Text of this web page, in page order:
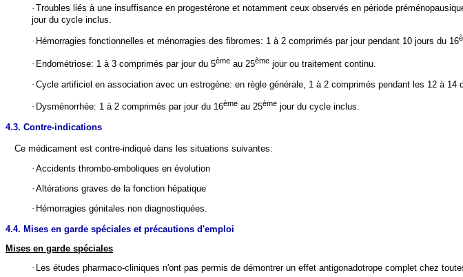
· Troubles liés à une insuffisance en progestérone et notamment ceux observés en période
jour du cycle inclus.
· Hémorragies fonctionnelles et ménorragies des fibromes: 1 à 2 comprimés par jour pendant 10 jours du 16
· Endométriose: 1 à 3 comprimés par jour du 5èmeau 25èmejour ou traitement continu.
· Cycle artificiel en association avec un estrogène: en règle générale, 1 à 2 comprimés pendant les 12 à 14
· Dysménorrhée: 1 à 2 comprimés par jour du 16èmeau 25èmejour du cycle inclus.
4.3. Contre-indications
Ce médicament est contre-indiqué dans les situations suivantes:
· Accidents thrombo-emboliques en évolution
· Altérations graves de la fonction hépatique
· Hémorragies génitales non diagnostiquées.
4.4. Mises en garde spéciales et précautions d'emploi
Mises en garde spéciales
· Les études pharmaco-cliniques n'ont pas permis de démontrer un effet antigonadotrope complet chez